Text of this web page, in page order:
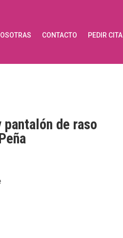
CONTACTO PEDIR CITA
de raso